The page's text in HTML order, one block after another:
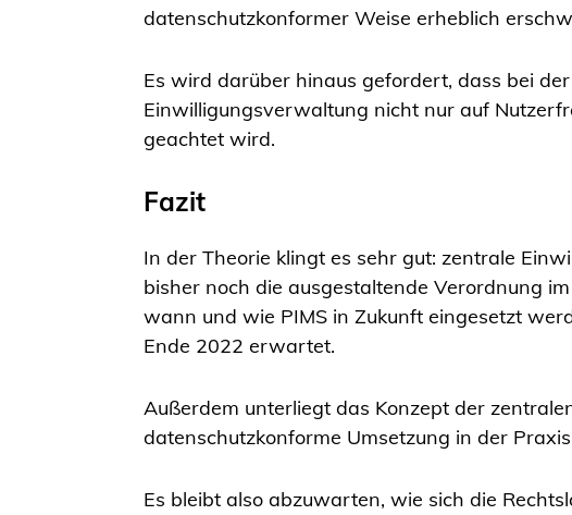
datenschutzkonformer Weise erheblich
Es wird darüber hinaus gefordert, dass bei
Einwilligungsverwaltung nicht nur auf
geachtet wird.
Fazit
In der Theorie klingt es sehr gut: zentrale
bisher noch die ausgestaltende Verordnung
wann und wie PIMS in Zukunft eingesetzt
Ende 2022 erwartet.
Außerdem unterliegt das Konzept der
datenschutzkonforme Umsetzung in der
Es bleibt also abzuwarten, wie sich die